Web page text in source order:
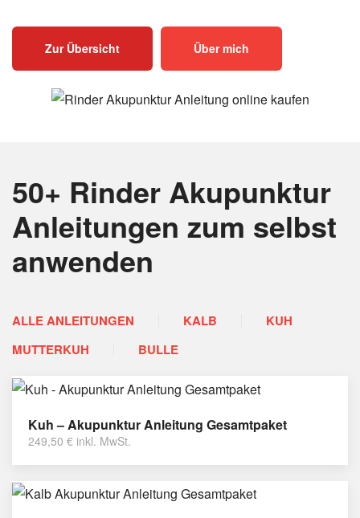
Zur Übersicht Über mich
50+ Rinder Akupunktur
Anleitungen zum selbst
anwenden
ALLE ANLEITUNGEN KALB
KUH
MUTTERKUH
BULLE
Kuh – Akupunktur Anleitung Gesamtpaket
249,50 € inkl. MwSt.